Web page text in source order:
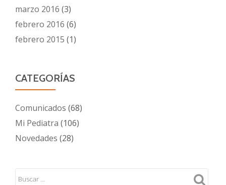
marzo 2016 (3)
febrero 2016 (6)
febrero 2015 (1)
CATEGORÍAS
Comunicados (68)
Mi Pediatra (106)
Novedades (28)